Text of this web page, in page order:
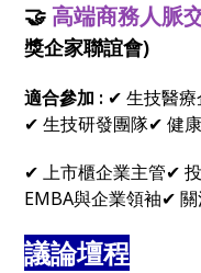
🤝高端商務人脈
獎企家聯誼會)
適合參加 : ✔ 生技醫
✔ 生技研發團隊✔ 健
✔ 上市櫃企業主管✔
EMBA與企業領袖✔
議論壇程